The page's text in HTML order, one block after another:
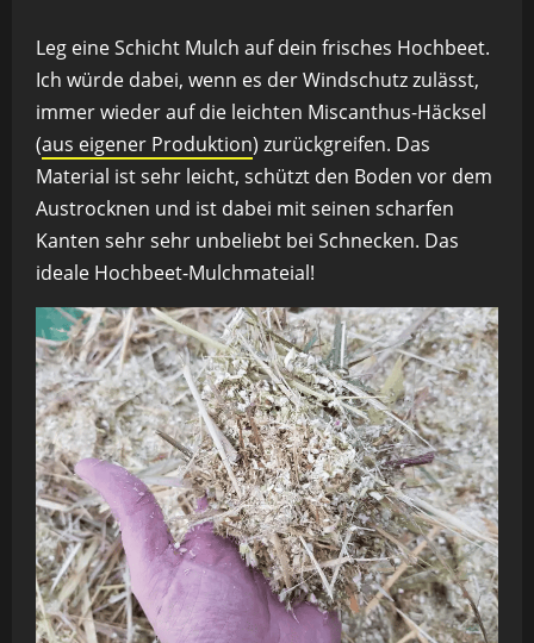
Leg eine Schicht Mulch auf dein frisches Hochbeet.
Ich würde dabei, wenn es der Windschutz zulässt,
immer wieder auf die leichten Miscanthus-Häcksel
(aus eigener Produktion) zurückgreifen. Das
Material ist sehr leicht, schützt den Boden vor dem
Austrocknen und ist dabei mit seinen scharfen
Kanten sehr sehr unbeliebt bei Schnecken. Das
ideale Hochbeet-Mulchmateial!